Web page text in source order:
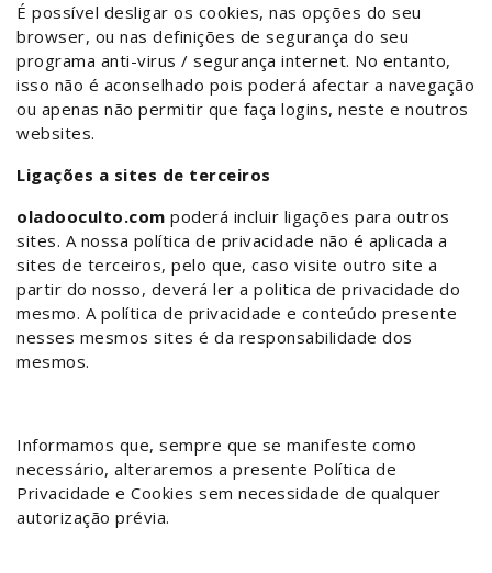
É possível desligar os cookies, nas opções do seu
browser, ou nas definições de segurança do seu
programa anti-virus / segurança internet. No entanto,
isso não é aconselhado pois poderá afectar a navegação
ou apenas não permitir que faça logins, neste e noutros
websites.
Ligações a sites de terceiros
oladooculto.com poderá incluir ligações para outros
sites. A nossa política de privacidade não é aplicada a
sites de terceiros, pelo que, caso visite outro site a
partir do nosso, deverá ler a politica de privacidade do
mesmo. A política de privacidade e conteúdo presente
nesses mesmos sites é da responsabilidade dos
mesmos.
Informamos que, sempre que se manifeste como
necessário, alteraremos a presente Política de
Privacidade e Cookies sem necessidade de qualquer
autorização prévia.